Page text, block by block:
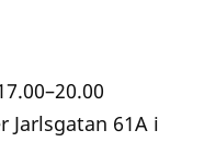
Jarlsgatan 61A i